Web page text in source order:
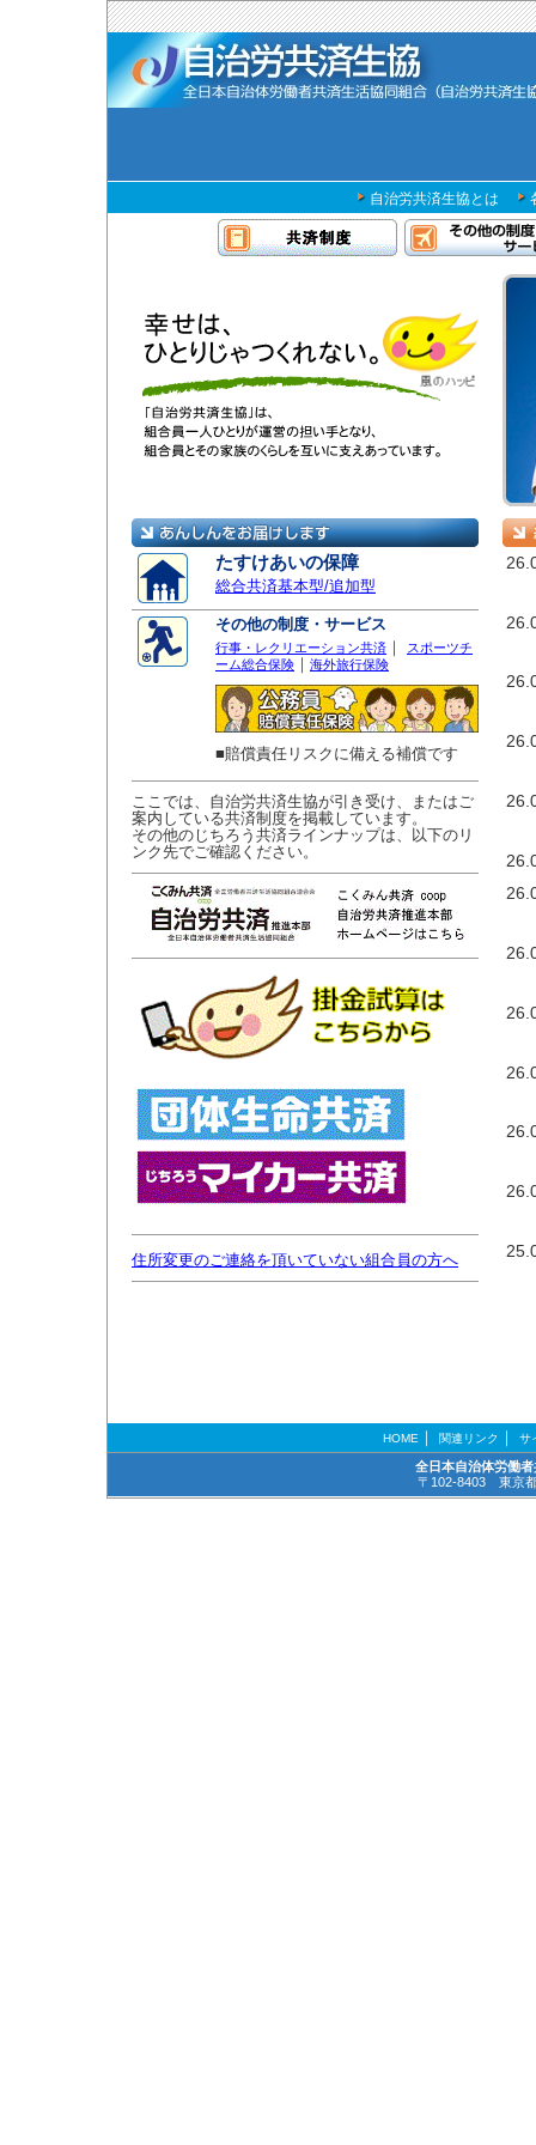
文
へ
ジ
自治労共済生協とは
たすけあいの保障
総合共済基本型/追加型
その他の制度・サービス
行事・レクリエーション共済 ｜
スポーツチ
ーム総合保険 ｜ 海外旅行保険
■賠償責任リスクに備える補償です
ここでは、自治労共済生協が引き受け、またはご
案内している共済制度を掲載しています。
その他のじちろう共済ラインナップは、以下のリ
ンク先でご確認ください。
住所変更のご連絡を頂いていない組合員の方へ
HOME ｜ 関連リンク ｜ サ
全日本自治体労働
〒102-8403 東京